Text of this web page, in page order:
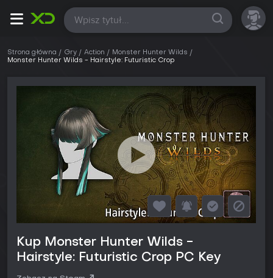
Wszystkie
Strona główna Gry Action
Monster Hunter Wilds
Monster Hunter Wilds - Hairstyle: Futuristic Crop
Kup Monster Hunter Wilds -
Hairstyle: Futuristic Crop PC Key